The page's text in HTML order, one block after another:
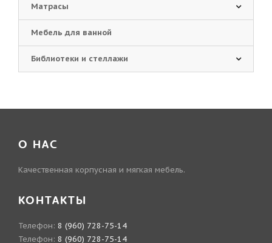
Матрасы
Мебель для ванной
Библиотеки и стеллажи
О НАС
Качественная корпусная и мягкая мебель.
КОНТАКТЫ
Телефон: 8 (960) 728-75-14
Телефон: 8 (960) 728-75-14